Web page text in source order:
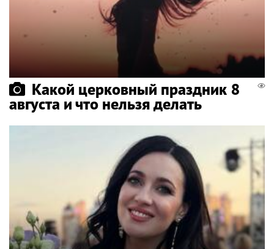
Какой церковный праздник 8
августа и что нельзя делать